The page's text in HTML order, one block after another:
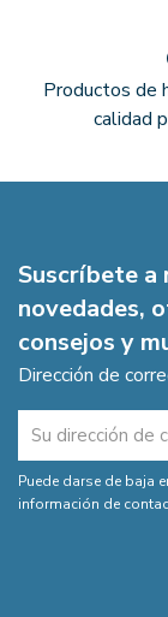
Productos de
calidad
Suscríbete
novedades,
consejos y
Dirección de
Puede darse de baja
información de